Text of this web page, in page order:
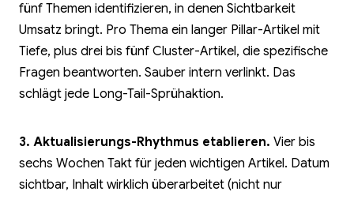
fünf Themen identifizieren, in denen Sichtbarkeit
Umsatz bringt. Pro Thema ein langer Pillar-Artikel mit
Tiefe, plus drei bis fünf Cluster-Artikel, die spezifische
Fragen beantworten. Sauber intern verlinkt. Das
schlägt jede Long-Tail-Sprühaktion.
3. Aktualisierungs-Rhythmus etablieren. Vier bis
sechs Wochen Takt für jeden wichtigen Artikel. Datum
sichtbar, Inhalt wirklich überarbeitet (nicht nur